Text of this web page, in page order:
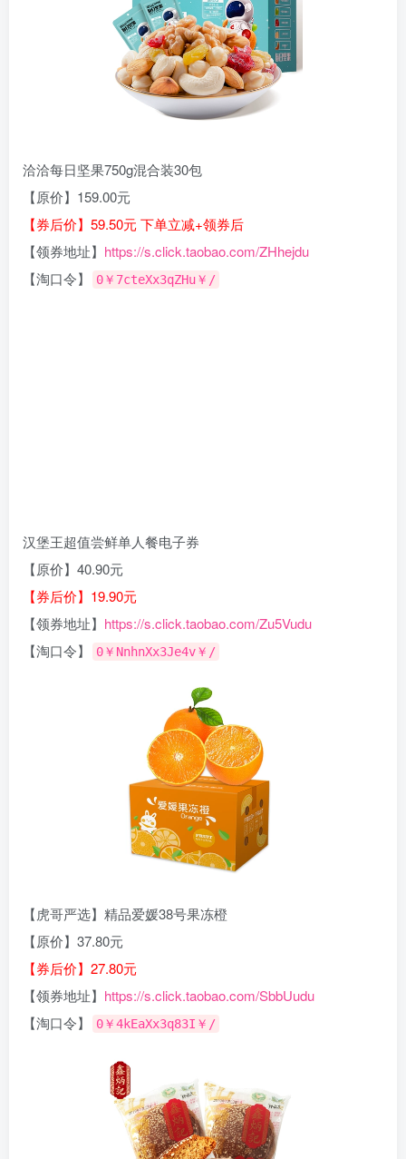
洽洽每日坚果750g混合装30包
【原价】159.00元
【券后价】59.50元 下单立减+领券后
【领券地址】 https://s.click.taobao.com/ZHhejdu
【淘口令】
0￥7cteXx3qZHu￥/
汉堡王超值尝鲜单人餐电子券
【原价】40.90元
【券后价】19.90元
【领券地址】 https://s.click.taobao.com/Zu5Vudu
【淘口令】
0￥NnhnXx3Je4v￥/
【虎哥严选】精品爱媛38号果冻橙
【原价】37.80元
【券后价】27.80元
【领券地址】 https://s.click.taobao.com/SbbUudu
【淘口令】
0￥4kEaXx3q83I￥/